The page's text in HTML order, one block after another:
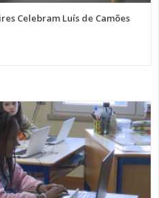
Celebram Luís de Camões